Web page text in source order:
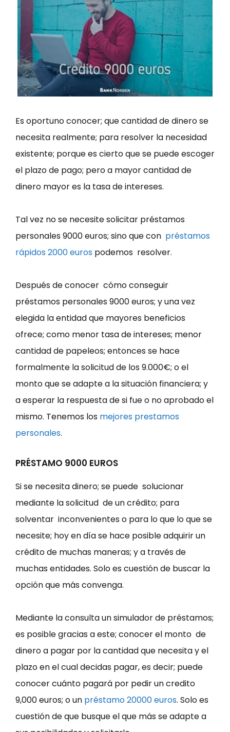
Es oportuno conocer; que cantidad de dinero se
necesita realmente; para resolver la necesidad
existente; porque es cierto que se puede escoger
el plazo de pago; pero a mayor cantidad de
dinero mayor es la tasa de intereses.
Tal vez no se necesite solicitar préstamos
personales 9000 euros; sino que con préstamos
rápidos 2000 euros podemos resolver.
Después de conocer cómo conseguir
préstamos personales 9000 euros; y una vez
elegida la entidad que mayores beneficios
ofrece; como menor tasa de intereses; menor
cantidad de papeleos; entonces se hace
formalmente la solicitud de los 9.000€; o el
monto que se adapte a la situación financiera; y
a esperar la respuesta de si fue o no aprobado el
mismo. Tenemos los mejores prestamos
personales.
PRÉSTAMO 9000 EUROS
Si se necesita dinero; se puede solucionar
mediante la solicitud de un crédito; para
solventar inconvenientes o para lo que lo que se
necesite; hoy en día se hace posible adquirir un
crédito de muchas maneras; y a través de
muchas entidades. Solo es cuestión de buscar la
opción que más convenga.
Mediante la consulta un simulador de préstamos;
es posible gracias a este; conocer el monto de
dinero a pagar por la cantidad que necesita y el
plazo en el cual decidas pagar, es decir; puede
conocer cuánto pagará por pedir un credito
9,000 euros; o un préstamo 20000 euros. Solo es
cuestión de que busque el que más se adapte a